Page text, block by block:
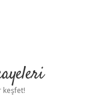
keşfet!